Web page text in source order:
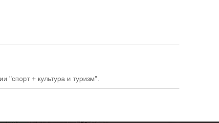
"спорт + культура и туризм".